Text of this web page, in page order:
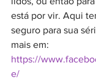
está por vir. Aqui
seguro para sua
mais em:
https://
e/